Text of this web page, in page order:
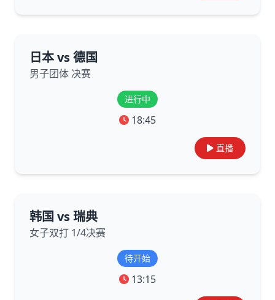
日本 vs 德国
男子团体 决赛
进行中
18:45
直播
韩国 vs 瑞典
女子双打 1/4决赛
待开始
13:15